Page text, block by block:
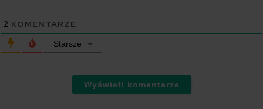
2 KOMENTARZE
Starsze
Wyświetl komentarze